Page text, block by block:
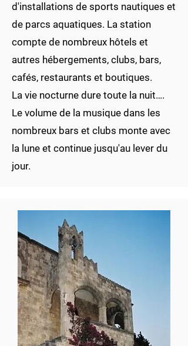
d'installations de sports nautiques et
de parcs aquatiques. La station
compte de nombreux hôtels et
autres hébergements, clubs, bars,
cafés, restaurants et boutiques.
La vie nocturne dure toute la nuit….
Le volume de la musique dans les
nombreux bars et clubs monte avec
la lune et continue jusqu'au lever du
jour.